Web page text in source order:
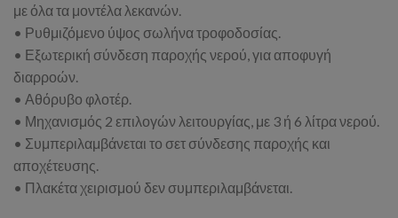
με όλα τα μοντέλα λεκανών.
• Ρυθμιζόμενο ύψος σωλήνα τροφοδοσίας.
• Εξωτερική σύνδεση παροχής νερού, για αποφυγή
διαρροών.
• Αθόρυβο φλοτέρ.
• Μηχανισμός 2 επιλογών λειτουργίας, με 3 ή 6 λίτρα νερού.
• Συμπεριλαμβάνεται το σετ σύνδεσης παροχής και
αποχέτευσης.
• Πλακέτα χειρισμού δεν συμπεριλαμβάνεται.